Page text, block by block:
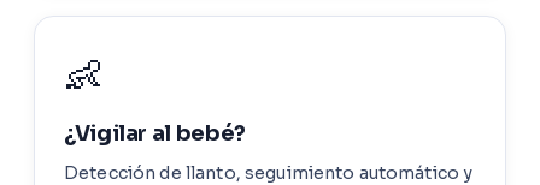
👶
¿Vigilar al bebé?
Detección de llanto, seguimiento automático y